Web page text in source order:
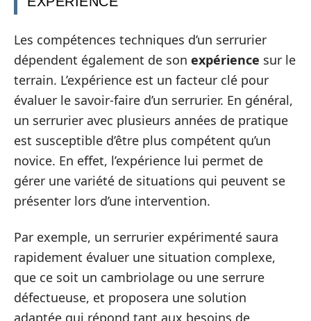
Les compétences techniques d’un serrurier
dépendent également de son expérience sur le
terrain. L’expérience est un facteur clé pour
évaluer le savoir-faire d’un serrurier. En général,
un serrurier avec plusieurs années de pratique
est susceptible d’être plus compétent qu’un
novice. En effet, l’expérience lui permet de
gérer une variété de situations qui peuvent se
présenter lors d’une intervention.
Par exemple, un serrurier expérimenté saura
rapidement évaluer une situation complexe,
que ce soit un cambriolage ou une serrure
défectueuse, et proposera une solution
adaptée qui répond tant aux besoins de